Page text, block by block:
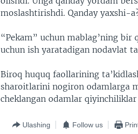
moslashtirishdi. Qanday yaxshi-
“Pekam” uchun mablag’ning
uchun ish yaratadigan nodavlat
Biroq huquq faollarining
sharoitlarini nogiron odamlarga
cheklangan odamlar
Ulashing Follow us